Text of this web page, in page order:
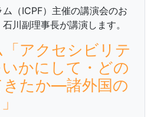
（ICPF）主催の講演会のお
川副理事長が講演します。
アクセシビリテ
かにして・どの
きたか―諸外国の